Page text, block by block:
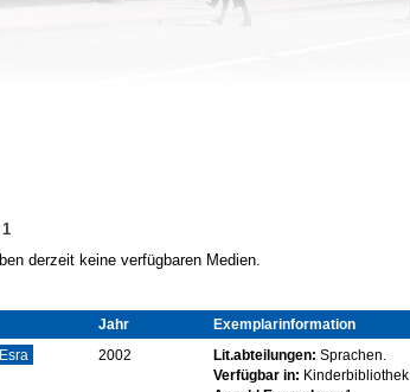
derzeit keine verfügbaren Medien.
Jahr
Exemplarinformation
Esra 2002 Lit.abteilungen: Sprachen.
Verfügbar in: Kinderbibliothek